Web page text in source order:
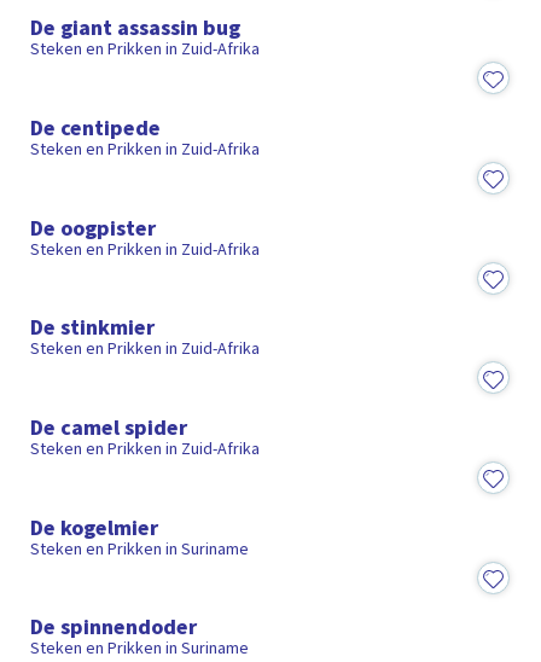
De giant assassin bug
Steken en Prikken in Zuid-Afrika
De centipede
Steken en Prikken in Zuid-Afrika
De oogpister
Steken en Prikken in Zuid-Afrika
De stinkmier
Steken en Prikken in Zuid-Afrika
De camel spider
Steken en Prikken in Zuid-Afrika
De kogelmier
Steken en Prikken in Suriname
De spinnendoder
Steken en Prikken in Suriname